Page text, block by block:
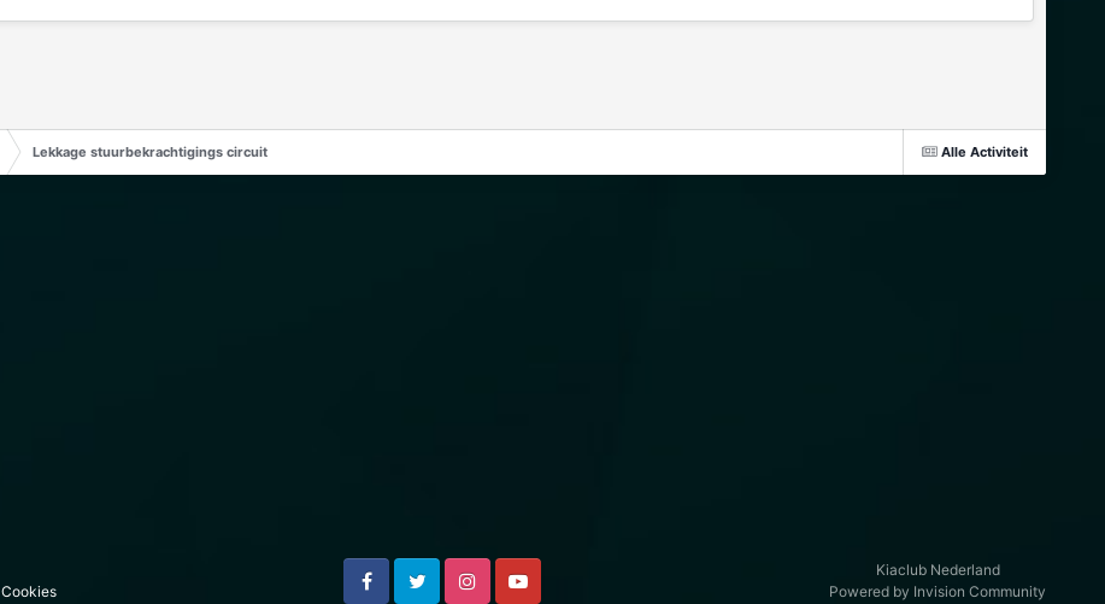
Alle Activiteit
Lekkage stuurbekrachtigings circuit
Cookies
Kiaclub Nederland
Powered by Invision Community